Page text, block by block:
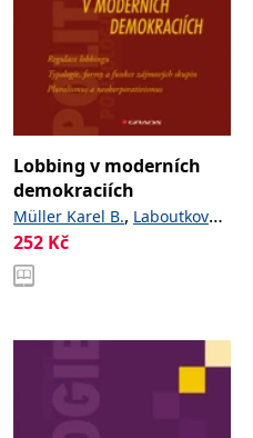
Lobbing v moderních
demokraciích
Müller Karel B., Laboutková
Šárka,Vymětal Petr
252 Kč